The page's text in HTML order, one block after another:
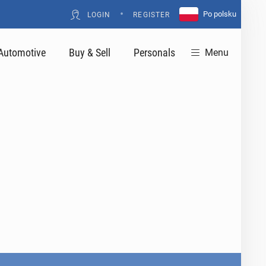
LOGIN • REGISTER Po polsku
Buy & Sell Personals Menu